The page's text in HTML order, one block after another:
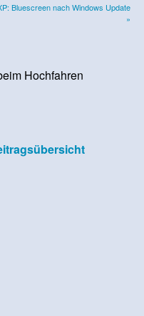
Bluescreen nach Windows Update
»
Hochfahren